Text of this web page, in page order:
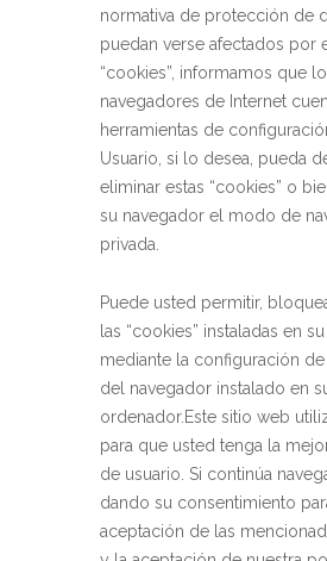
normativa de protección de
puedan verse afectados por
“cookies”, informamos que
navegadores de Internet
herramientas de
Usuario, si lo desea, pueda
eliminar estas “cookies” o
su navegador el modo de
privada.
Puede usted permitir,
las “cookies” instaladas en
mediante la configuración
del navegador instalado en
ordenador.Este sitio web
para que usted tenga la
de usuario. Si continúa
dando su consentimiento
aceptación de las